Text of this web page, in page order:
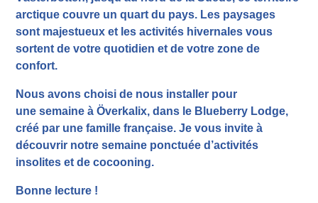
arctique couvre un quart du pays. Les paysages
sont majestueux et les activités hivernales vous
sortent de votre quotidien et de votre zone de
confort.
Nous avons choisi de nous installer pour
unesemaine à Överkalix, dans le Blueberry Lodge,
créé par une famille française. Je vous invite à
découvrir notre semaine ponctuée d’activités
insolites et de cocooning.
Bonne lecture !